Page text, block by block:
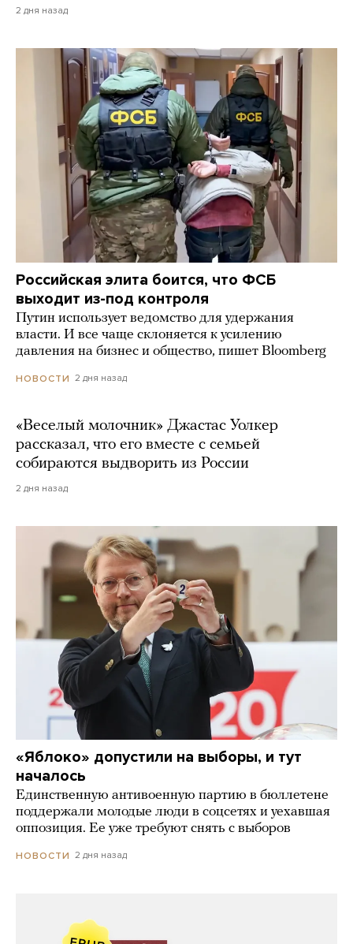
2 дня назад
Российская элита боится, что ФСБ
выходит из-под контроля
Путин использует ведомство для удержания
власти. И все чаще склоняется к усилению
давления на бизнес и общество, пишет Bloomberg
НОВОСТИ 2 дня назад
«Веселый молочник» Джастас Уолкер
рассказал, что его вместе с семьей
собираются выдворить из России
2 дня назад
«Яблоко» допустили на выборы, и тут
началось
Единственную антивоенную партию в бюллетене
поддержали молодые люди в соцсетях и уехавшая
оппозиция. Ее уже требуют снять с выборов
НОВОСТИ 2 дня назад